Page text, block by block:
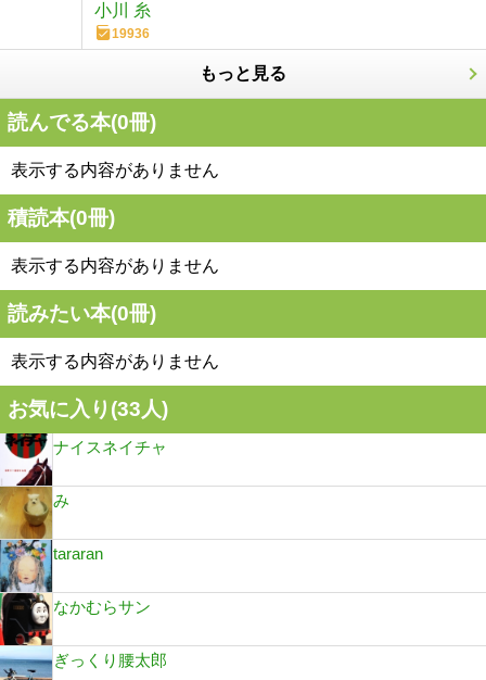
小川 糸
19936
もっと見る
読んでる本(0冊)
表示する内容がありません
積読本(0冊)
表示する内容がありません
読みたい本(0冊)
表示する内容がありません
お気に入り(33人)
ナイスネイチャ
み
tararan
なかむらサン
ぎっくり腰太郎